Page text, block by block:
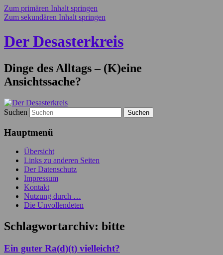
Zum primären Inhalt springen
Zum sekundären Inhalt springen
Der Desasterkreis
Dinge des Alltags – (K)eine
Ansichtssache?
Suchen
Hauptmenü
Übersicht
Links zu anderen Seiten
Der Datenschutz
Impressum
Kontakt
Nutzung durch …
Die Unvollendeten
Schlagwortarchiv: bitte
Ein guter Ra(d)(t) vielleicht?